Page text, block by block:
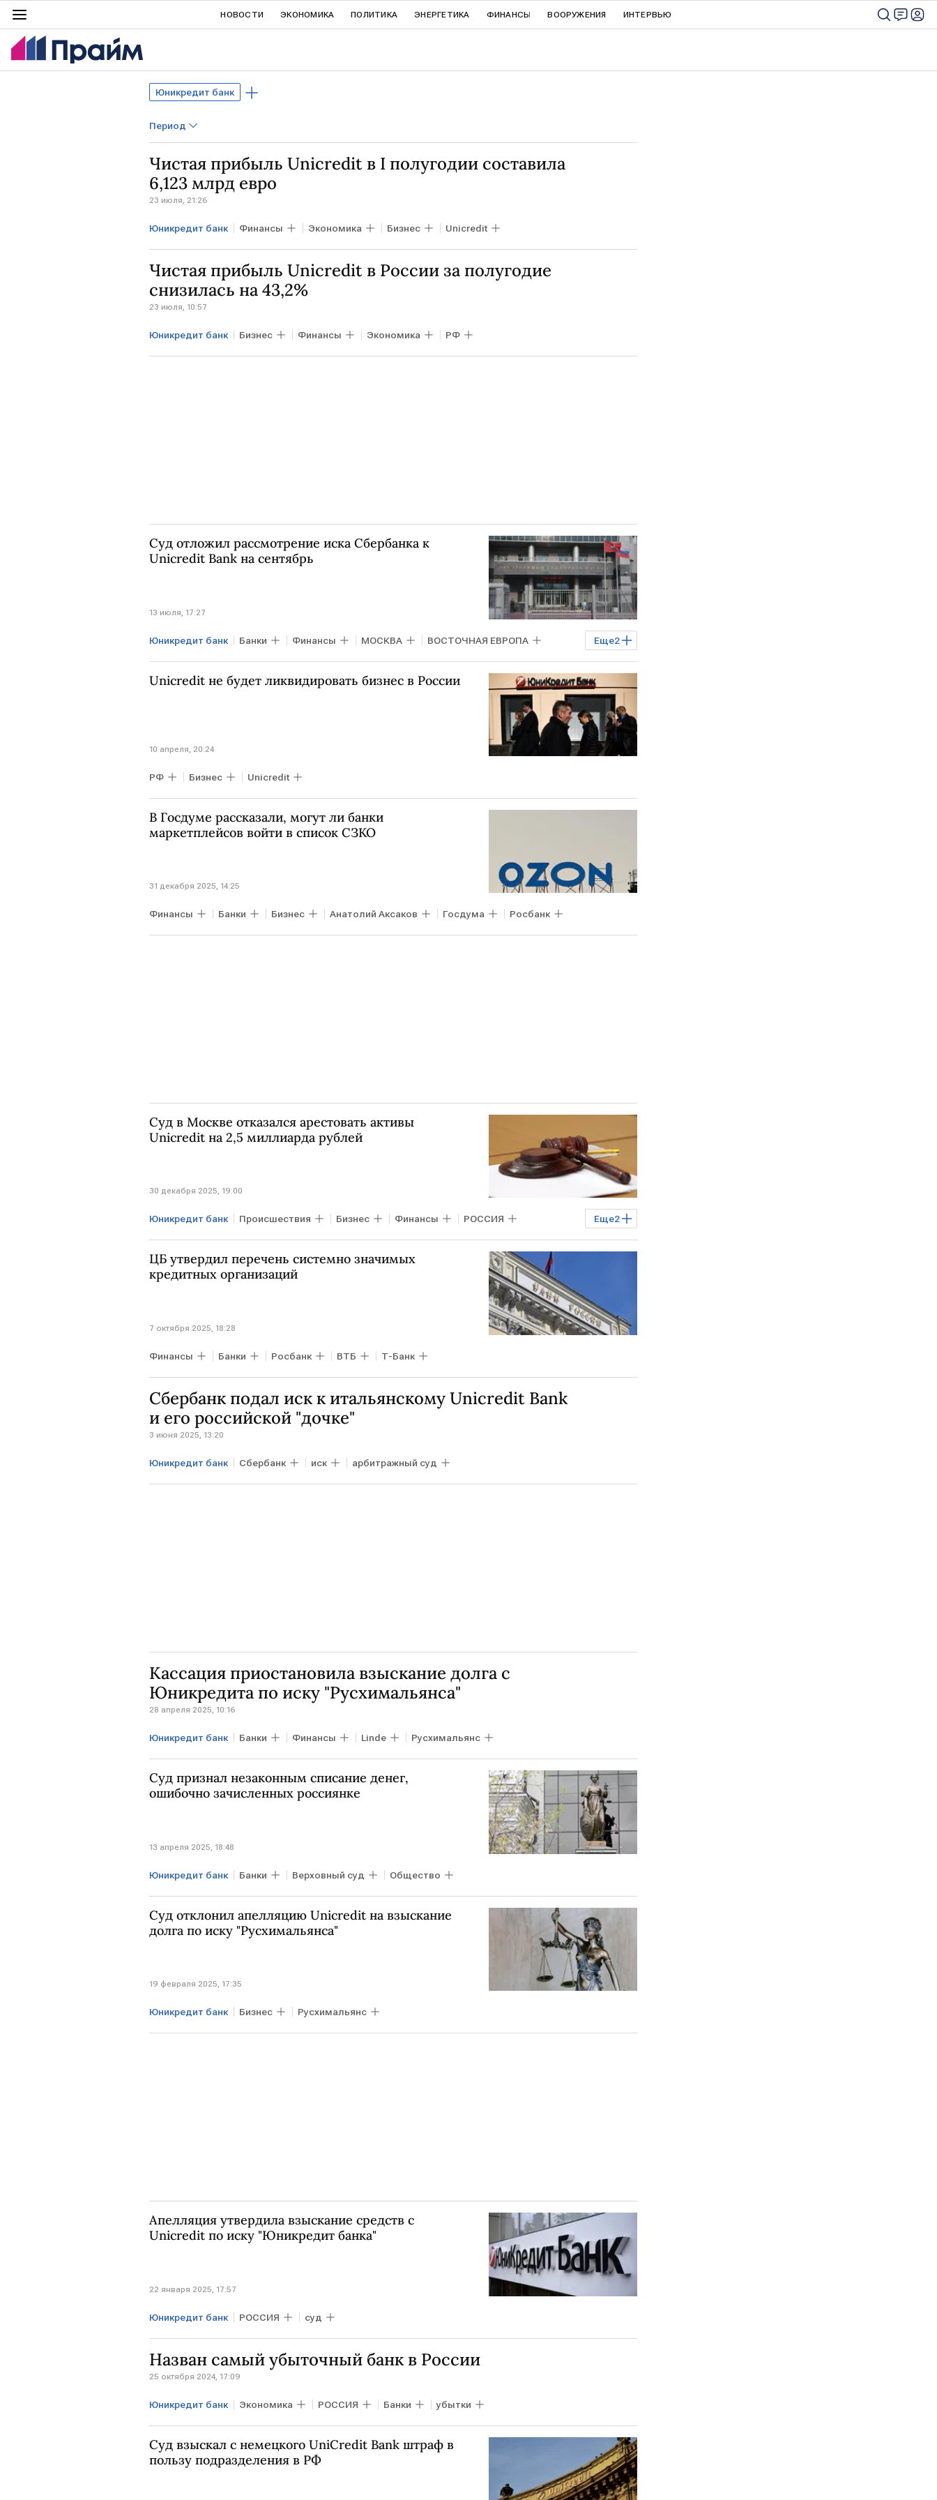
НОВОСТИ ЭКОНОМИКА ПОЛИТИКА ЭНЕРГЕТИКА ФИНАНСЫ ВООРУЖЕНИЯ ИНТЕРВЬЮ
Юникредит банк
Период
Чистая прибыль Unicredit в I полугодии составила
6,123 млрд евро
23 июля, 21:26
Юникредит банк Финансы Экономика Бизнес Unicredit
Чистая прибыль Uniсredit в России за полугодие
снизилась на 43,2%
23 июля, 10:57
Юникредит банк Бизнес Финансы Экономика РФ
Суд отложил рассмотрение иска Сбербанка к
Unicredit Bank на сентябрь
13 июля, 17:27
Еще2
Юникредит банк Банки Финансы МОСКВА ВОСТОЧНАЯ ЕВРОПА
Сбербанк ФНС России
Unicredit не будет ликвидировать бизнес в России
10 апреля, 20:24
РФ Бизнес Unicredit
В Госдуме рассказали, могут ли банки
маркетплейсов войти в список СЗКО
31 декабря 2025, 14:25
Финансы Банки Бизнес Анатолий Аксаков Госдума Росбанк
Суд в Москве отказался арестовать активы
Unicredit на 2,5 миллиарда рублей
30 декабря 2025, 19:00
Еще2
Юникредит банк Происшествия Бизнес Финансы РОССИЯ
МОСКВА Unicredit ФНС России
ЦБ утвердил перечень системно значимых
кредитных организаций
7 октября 2025, 18:28
Финансы Банки Росбанк ВТБ Т-Банк
Сбербанк подал иск к итальянскому Unicredit Bank
и его российской "дочке"
3 июня 2025, 13:20
Юникредит банк Сбербанк иск арбитражный суд
Кассация приостановила взыскание долга с
Юникредита по иску "Русхимальянса"
28 апреля 2025, 10:16
Юникредит банк Банки Финансы Linde Русхимальянс
Суд признал незаконным списание денег,
ошибочно зачисленных россиянке
13 апреля 2025, 18:48
Юникредит банк Банки Верховный суд Общество
Суд отклонил апелляцию Unicredit на взыскание
долга по иску "Русхимальянса"
19 февраля 2025, 17:35
Юникредит банк Бизнес Русхимальянс
Апелляция утвердила взыскание средств с
Uniсredit по иску "Юникредит банка"
22 января 2025, 17:57
Юникредит банк РОССИЯ суд
Назван самый убыточный банк в России
25 октября 2024, 17:09
Юникредит банк Экономика РОССИЯ Банки убытки
Суд взыскал с немецкого UniCredit Bank штраф в
пользу подразделения в РФ